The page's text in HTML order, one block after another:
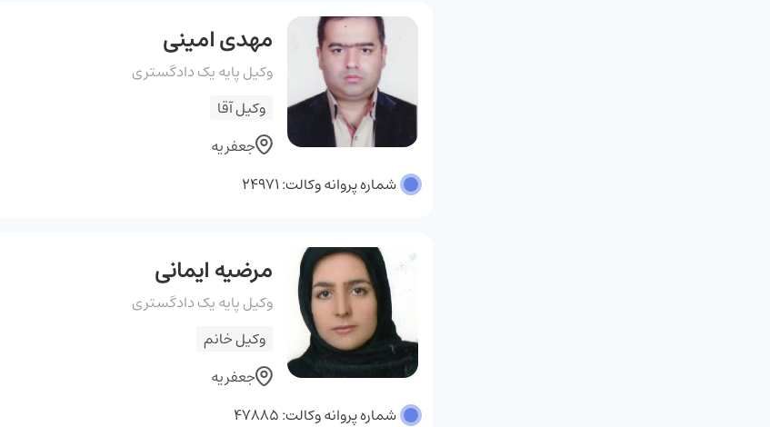
مهدی امینی
وکیل پایه یک دادگستری
وکیل آقا
جعفریه
شماره پروانه وکالت: 24971
مرضیه ایمانی
وکیل پایه یک دادگستری
وکیل خانم
جعفریه
شماره پروانه وکالت: 47885